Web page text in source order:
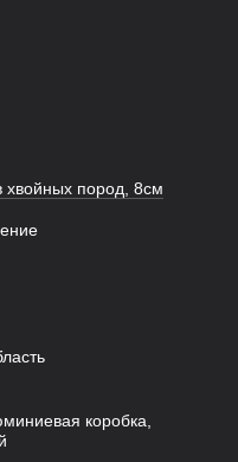
хвойных пород, 8см
коробка,